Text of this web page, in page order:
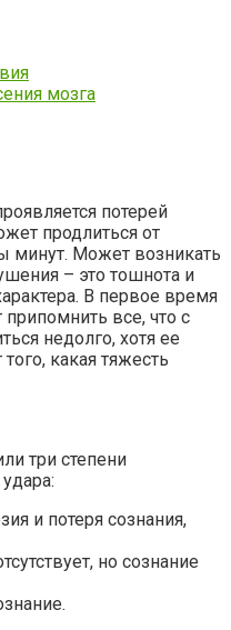
мозга
потерей
продлиться от
минут. Может возникать
– это тошнота и
В первое время
все, что с
недолго, хотя ее
какая тяжесть
три степени
и потеря сознания,
но сознание